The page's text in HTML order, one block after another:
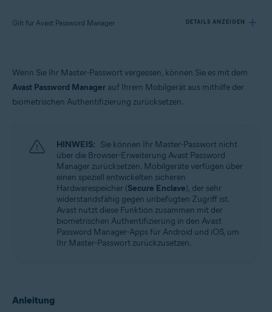
Gilt für Avast Password Manager DETAILS ANZEIGEN
Produkte:
Avast Password Manager
Wenn Sie Ihr Master-Passwort vergessen, können Sie es mit dem
Avast Password Manager auf Ihrem Mobilgerät aus mithilfe der
biometrischen Authentifizierung zurücksetzen.
HINWEIS: Sie können Ihr Master-Passwort nicht
über die Browser-Erweiterung Avast Password
Manager zurücksetzen. Mobilgeräte verfügen über
einen speziell entwickelten sicheren
Hardwarespeicher (Secure Enclave), der sehr
widerstandsfähig gegen unbefugten Zugriff ist.
Avast nutzt diese Funktion zusammen mit der
biometrischen Authentifizierung in den Avast
Password Manager-Apps für Android und iOS, um
Ihr Master-Passwort zurückzusetzen.
Anleitung